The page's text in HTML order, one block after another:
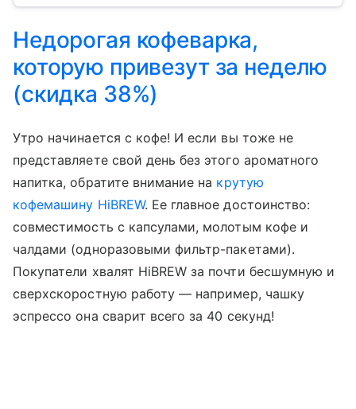
Недорогая кофеварка,
которую привезут за неделю
(скидка 38%)
Утро начинается с кофе! И если вы тоже не
представляете свой день без этого ароматного
напитка, обратите внимание на крутую
кофемашину HiBREW. Ее главное достоинство:
совместимость с капсулами, молотым кофе и
чалдами (одноразовыми фильтр-пакетами).
Покупатели хвалят HiBREW за почти бесшумную и
сверхскоростную работу — например, чашку
эспрессо она сварит всего за 40 секунд!